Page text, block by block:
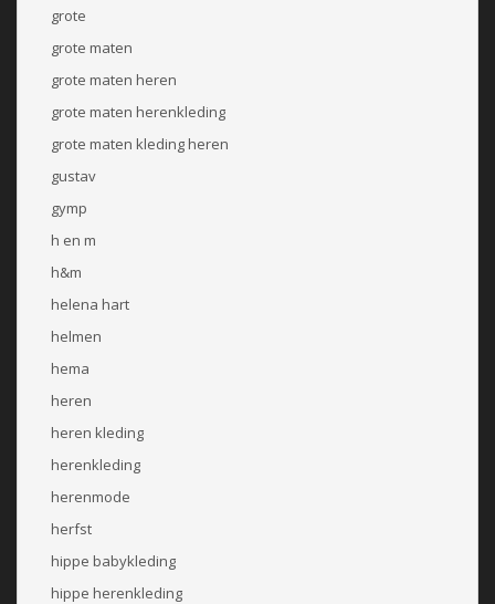
grote
grote maten
grote maten heren
grote maten herenkleding
grote maten kleding heren
gustav
gymp
h en m
h&m
helena hart
helmen
hema
heren
heren kleding
herenkleding
herenmode
herfst
hippe babykleding
hippe herenkleding